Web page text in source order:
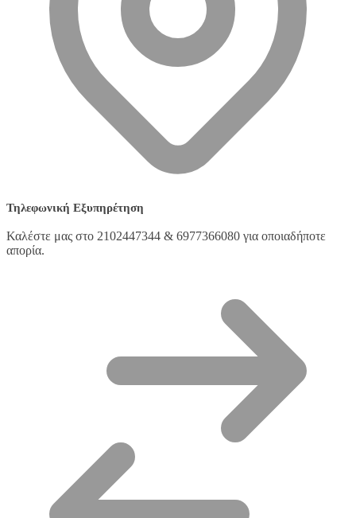
Τηλεφωνική Εξυπηρέτηση
Καλέστε μας στο 2102447344 & 6977366080 για οποιαδήποτε
απορία.